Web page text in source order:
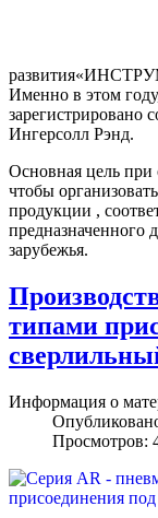
Именно в этом
зарегистрировано
Ингерсолл Рэнд.
Основная цель при
чтобы
продукции ,
предназначенного
зарубежья.
типами
Информация о
Просмотров: